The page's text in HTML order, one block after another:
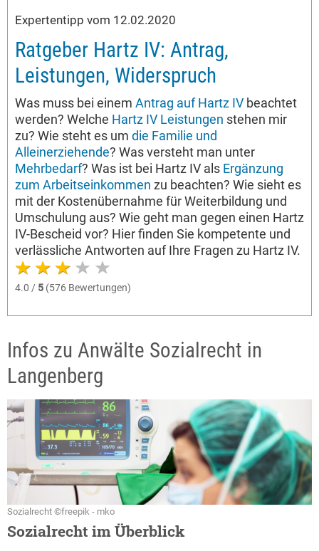
Expertentipp vom 12.02.2020
Ratgeber Hartz IV: Antrag,
Leistungen, Widerspruch
Was muss bei einem Antrag auf Hartz IV beachtet
werden? Welche Hartz IV Leistungen stehen mir
zu? Wie steht es um die Familie und
Alleinerziehende? Was versteht man unter
Mehrbedarf? Was ist bei Hartz IV als Ergänzung
zum Arbeitseinkommen zu beachten? Wie sieht es
mit der Kostenübernahme für Weiterbildung und
Umschulung aus? Wie geht man gegen einen Hartz
IV-Bescheid vor? Hier finden Sie kompetente und
verlässliche Antworten auf Ihre Fragen zu Hartz IV.
4.0 / 5 (576 Bewertungen)
Infos zu Anwälte Sozialrecht in
Langenberg
Sozialrecht ©freepik - mko
Sozialrecht im Überblick